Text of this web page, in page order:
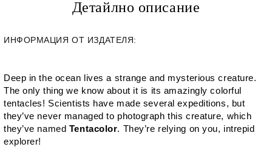
Детайлно описание
ИНФОРМАЦИЯ ОТ ИЗДАТЕЛЯ:
Deep in the ocean lives a strange and mysterious creature.
The only thing we know about it is its amazingly colorful
tentacles! Scientists have made several expeditions, but
they’ve never managed to photograph this creature, which
they’ve named Tentacolor. They’re relying on you, intrepid
explorer!